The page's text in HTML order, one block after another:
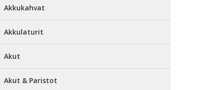
Akkukahvat
Akkulaturit
Akut
Akut & Paristot